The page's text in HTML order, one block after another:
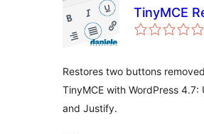
TinyMCE
Restores two buttons
TinyMCE with WordPress 4.7:
and Justify.